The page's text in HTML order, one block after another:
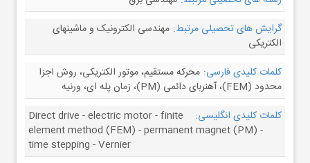
گرایش های تحصیلی مرتبط: مهندسی الکترونیک و ماشینهای
الکتریکی
کلمات کلیدی فارسی: محرکه مستقیم، موتور الکتریکی، روش اجزا
محدود (FEM)، آهنربای دائمی (PM)، زمان پله ای، ورنیه
کلمات کلیدی انگلیسی:
Direct drive - electric motor - finite
element method (FEM) - permanent magnet (PM) -
time stepping - Vernier